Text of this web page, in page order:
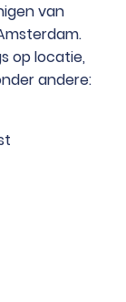
van
op locatie,
andere: